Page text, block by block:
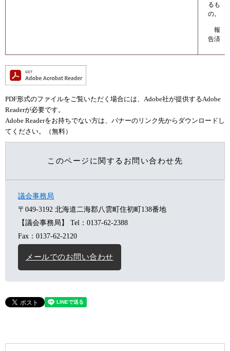
るも
の。
報
告済
PDF形式のファイルをご覧いただく場合には、Adobe社が提供するAdobe
Readerが必要です。
Adobe Readerをお持ちでない方は、バナーのリンク先からダウンロードし
てください。（無料）
このページに関するお問い合わせ先
議会事務局
〒049-3192 北海道二海郡八雲町住初町138番地
【議会事務局】
Tel：0137-62-2388
Fax：0137-62-2120
メールでのお問い合わせ